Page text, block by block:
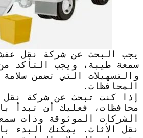
يجب البحث عن شركة نقل
سمعة طيبة، ويجب التأكد
والتسهيلات التي تضمن
المحافظات.
إذا كنت تبحث عن شركة
محافظات، فعليك أن تبدأ
الشركات الموثوقة وذات
نقل الأثاث. يمكنك البدء